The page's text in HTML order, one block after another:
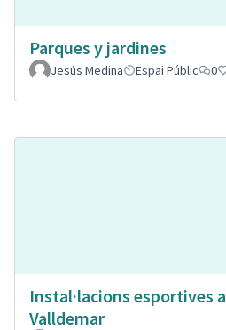
Parques y jardines
Jesús Medina
Espai Públic 0
Instal·lacions esportives a
Valldemar